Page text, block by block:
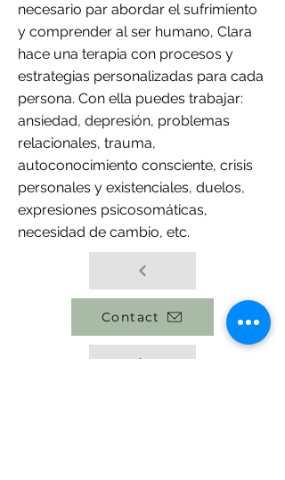
necesario par abordar el sufrimiento
y comprender al ser humano, Clara
hace una terapia con procesos y
estrategias personalizadas para cada
persona. Con ella puedes trabajar:
ansiedad, depresión, problemas
relacionales, trauma,
autoconocimiento consciente, crisis
personales y existenciales, duelos,
expresiones psicosomáticas,
necesidad de cambio, etc.
Contact